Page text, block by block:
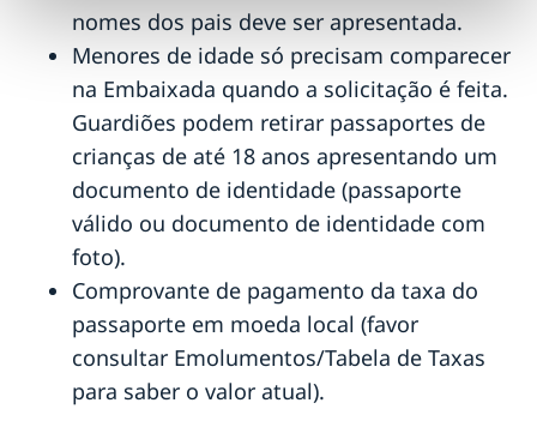
nomes dos pais deve ser apresentada.
Menores de idade só precisam comparecer
na Embaixada quando a solicitação é feita.
Guardiões podem retirar passaportes de
crianças de até 18 anos apresentando um
documento de identidade (passaporte
válido ou documento de identidade com
foto).
Comprovante de pagamento da taxa do
passaporte em moeda local (favor
consultar Emolumentos/Tabela de Taxas
para saber o valor atual).